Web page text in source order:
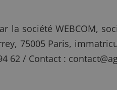
la société WEBCOM,
75005 Paris,
62 / Contact :